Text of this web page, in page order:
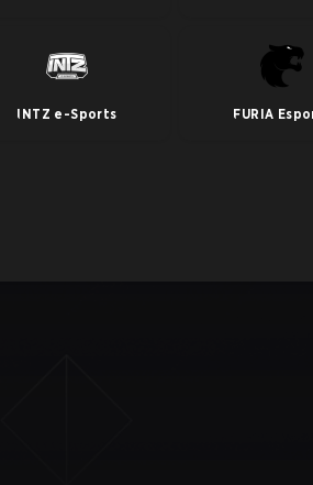
INTZ e-Sports FURIA